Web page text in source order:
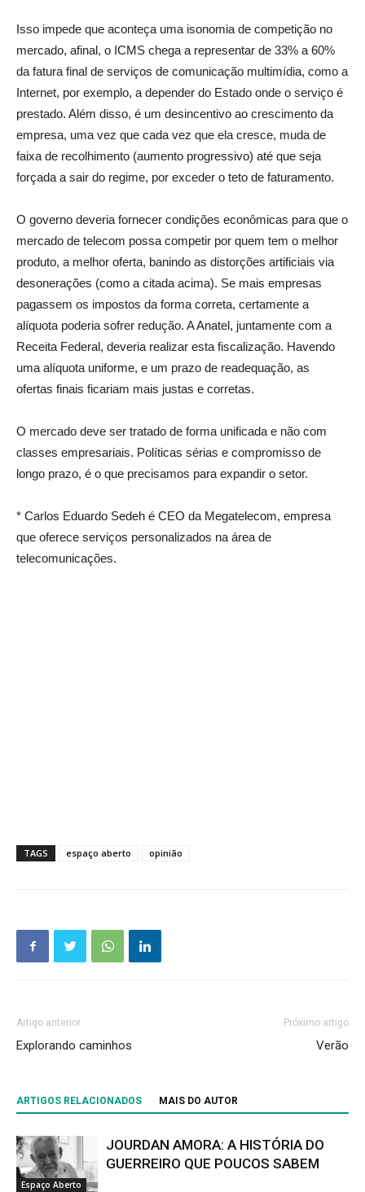
Isso impede que aconteça uma isonomia de competição no
mercado, afinal, o ICMS chega a representar de 33% a 60%
da fatura final de serviços de comunicação multimídia, como a
Internet, por exemplo, a depender do Estado onde o serviço é
prestado. Além disso, é um desincentivo ao crescimento da
empresa, uma vez que cada vez que ela cresce, muda de
faixa de recolhimento (aumento progressivo) até que seja
forçada a sair do regime, por exceder o teto de faturamento.
O governo deveria fornecer condições econômicas para que o
mercado de telecom possa competir por quem tem o melhor
produto, a melhor oferta, banindo as distorções artificiais via
desonerações (como a citada acima). Se mais empresas
pagassem os impostos da forma correta, certamente a
alíquota poderia sofrer redução. A Anatel, juntamente com a
Receita Federal, deveria realizar esta fiscalização. Havendo
uma alíquota uniforme, e um prazo de readequação, as
ofertas finais ficariam mais justas e corretas.
O mercado deve ser tratado de forma unificada e não com
classes empresariais. Políticas sérias e compromisso de
longo prazo, é o que precisamos para expandir o setor.
* Carlos Eduardo Sedeh é CEO da Megatelecom, empresa
que oferece serviços personalizados na área de
telecomunicações.
TAGS espaço aberto opinião
Artigo anterior
Explorando caminhos
Próximo artigo
Verão
ARTIGOS RELACIONADOS MAIS DO AUTOR
Espaço Aberto
JOURDAN AMORA: A HISTÓRIA DO
GUERREIRO QUE POUCOS SABEM